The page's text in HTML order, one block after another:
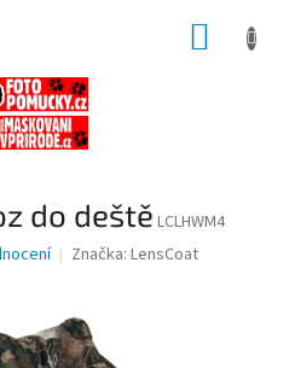
do deště LCLHWM4
Značka: LensCoat